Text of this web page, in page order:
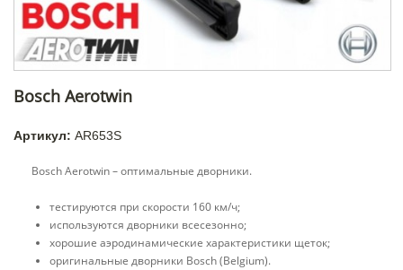
Bosch Aerotwin
Артикул: AR653S
Bosch Aerotwin –оптимальные дворники.
тестируются при скорости 160 км/ч;
используются дворники всесезонно;
хорошие аэродинамические характеристики щеток;
оригинальные дворники Bosch (Belgium).